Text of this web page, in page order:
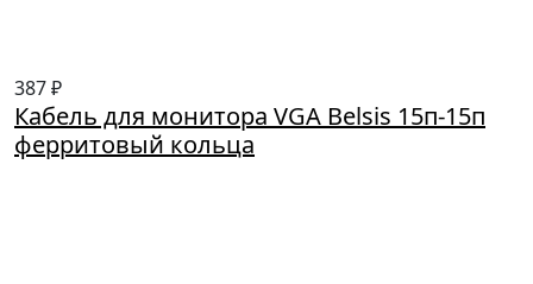
387 ₽
Кабель для монитора VGA Belsis 15п-15п
ферритовый кольца